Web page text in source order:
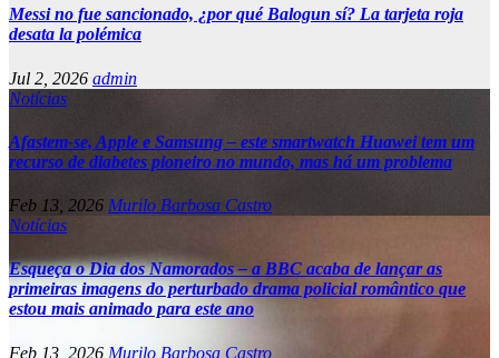
Messi no fue sancionado, ¿por qué Balogun sí? La tarjeta roja
desata la polémica
Jul 2, 2026 admin
Notícias
Afastem-se, Apple e Samsung – este smartwatch Huawei tem um
recurso de diabetes pioneiro no mundo, mas há um problema
Feb 13, 2026 Murilo Barbosa Castro
Notícias
Esqueça o Dia dos Namorados – a BBC acaba de lançar as
primeiras imagens do perturbado drama policial romântico que
estou mais animado para este ano
Feb 13, 2026 Murilo Barbosa Castro